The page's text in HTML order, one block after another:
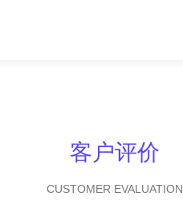
客户评价
CUSTOMER EVALUATION